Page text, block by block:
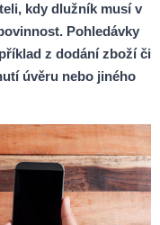
kdy dlužník musí v
Pohledávky
z dodání zboží či
úvěru nebo jiného